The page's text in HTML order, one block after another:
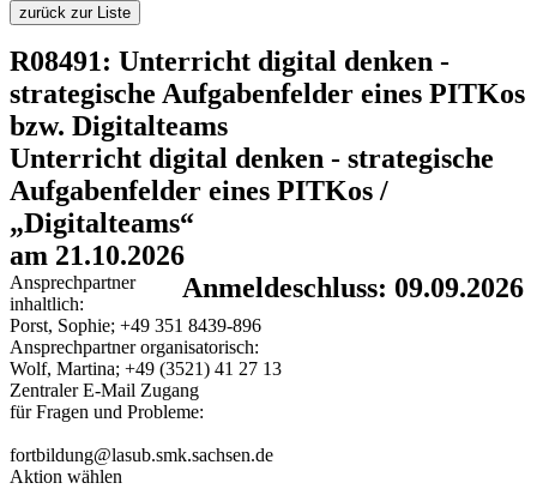
zurück zur Liste
R08491: Unterricht digital denken -
strategische Aufgabenfelder eines PITKos
bzw. Digitalteams
Unterricht digital denken - strategische
Aufgabenfelder eines PITKos /
„Digitalteams“
am 21.10.2026
Anmeldeschluss: 09.09.2026
Ansprechpartner
inhaltlich:
Porst, Sophie; +49 351 8439-896
Ansprechpartner organisatorisch:
Wolf, Martina; +49 (3521) 41 27 13
Zentraler E-Mail Zugang
für Fragen und Probleme:
fortbildung@lasub.smk.sachsen.de
Aktion wählen